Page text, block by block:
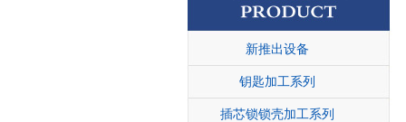
新推出设备
钥匙加工系列
插芯锁锁壳加工系列